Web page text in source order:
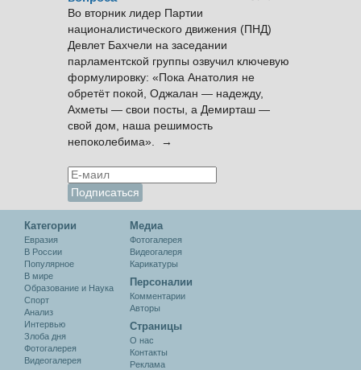
Во вторник лидер Партии
националистического движения (ПНД)
Девлет Бахчели на заседании
парламентской группы озвучил ключевую
формулировку: «Пока Анатолия не
обретёт покой, Оджалан — надежду,
Ахметы — свои посты, а Демирташ —
свой дом, наша решимость
непоколебима». →
Категории
Евразия
В России
Популярное
В мире
Образование и Наука
Спорт
Анализ
Интервью
Злоба дня
Фотогалерея
Видеогалерея
Медиа
Фотогалерея
Видеогалеря
Карикатуры
Персоналии
Комментарии
Авторы
Cтраницы
О нас
Контакты
Реклама